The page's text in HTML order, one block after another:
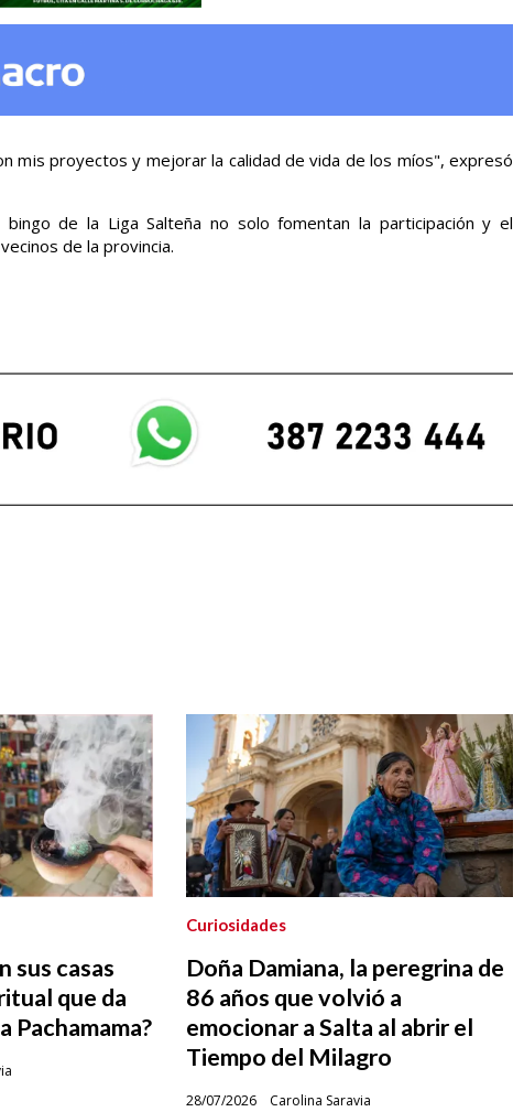
mis proyectos y mejorar la calidad de vida de los míos", expresó
de la Liga Salteña no solo fomentan la participación y el
de la provincia.
sus casas
que da
Pachamama?
Doña Damiana, la peregrina de
86 años que volvió a
emocionar a Salta al abrir el
Tiempo del Milagro
Carolina Saravia
Curiosidades
28/07/2026